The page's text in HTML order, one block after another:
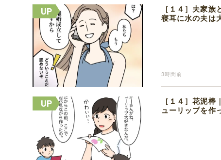
［１４］夫家
寝耳に水の夫は
3時間前
［１４］花泥
ューリップを作